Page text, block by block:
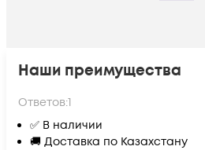
Наши преимущества
Ответов:1
✅ В наличии
🚚 Доставка по Казахстану